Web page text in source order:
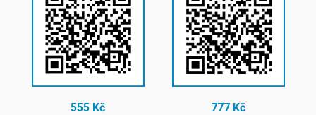
555 Kč 777 Kč